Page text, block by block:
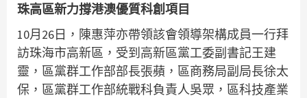
珠高區新力撐港澳優質科創項目
10月26日，陳惠萍亦帶領該會領導架構成員一行拜
訪珠海市高新區，受到高新區黨工委副書記王建
靈，區黨群工作部部長張蘋，區商務局副局長徐太
保，區黨群工作部統戰科負責人吳眾，區科技產業